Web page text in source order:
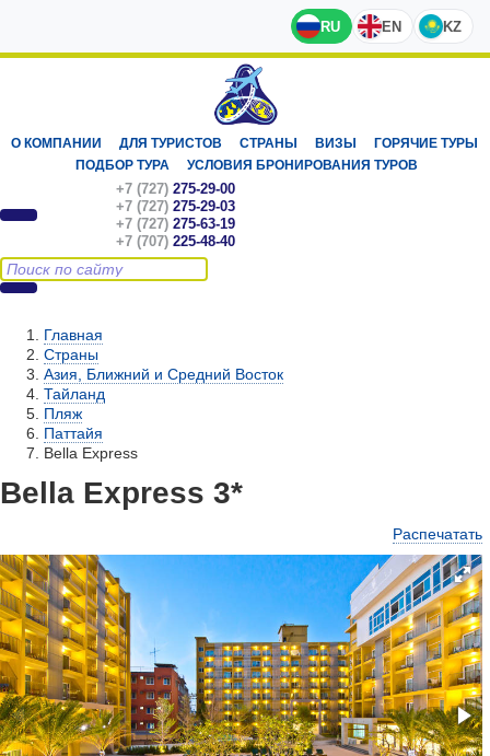
RU EN KZ
О КОМПАНИИ ДЛЯ ТУРИСТОВ СТРАНЫ ВИЗЫ
ГОРЯЧИЕ ТУРЫ
ПОДБОР ТУРА
УСЛОВИЯ БРОНИРОВАНИЯ ТУРОВ
+7 (727) 275-29-00
+7 (727) 275-29-03
+7 (727) 275-63-19
+7 (707) 225-48-40
Главная
Страны
Азия, Ближний и Средний Восток
Тайланд
Пляж
Паттайя
Bella Express
Bella Express 3*
Распечатать